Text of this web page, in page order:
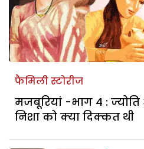
फैमिली स्टोरीज
मजबूरियां -भाग 4 :
निशा को क्या दिक्कत थी